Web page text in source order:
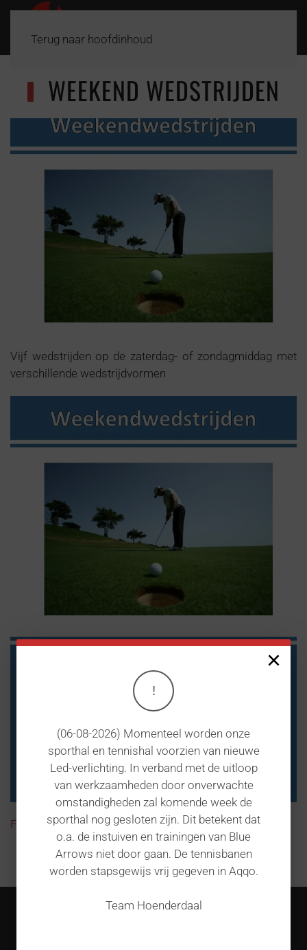
Terug naar hoofdinhoud
WEEKEND WEDSTRIJDEN
Vijf wedstrijden op de zaterdag- of zondagmiddag met
verschillende wedstrijdvormen
Flyer_weekendwedstrijden_2025.pdf
Vorige Volgende
×
!
(06-08-2026) Momenteel worden onze
sporthal en tennishal voorzien van nieuwe
Led-verlichting. In verband met de uitloop
van werkzaamheden door onverwachte
omstandigheden zal komende week de
sporthal nog gesloten zijn. Dit betekent dat
o.a. de instuiven en trainingen van Blue
Arrows niet door gaan. De tennisbanen
worden stapsgewijs vrij gegeven in Aqqo.
Team Hoenderdaal